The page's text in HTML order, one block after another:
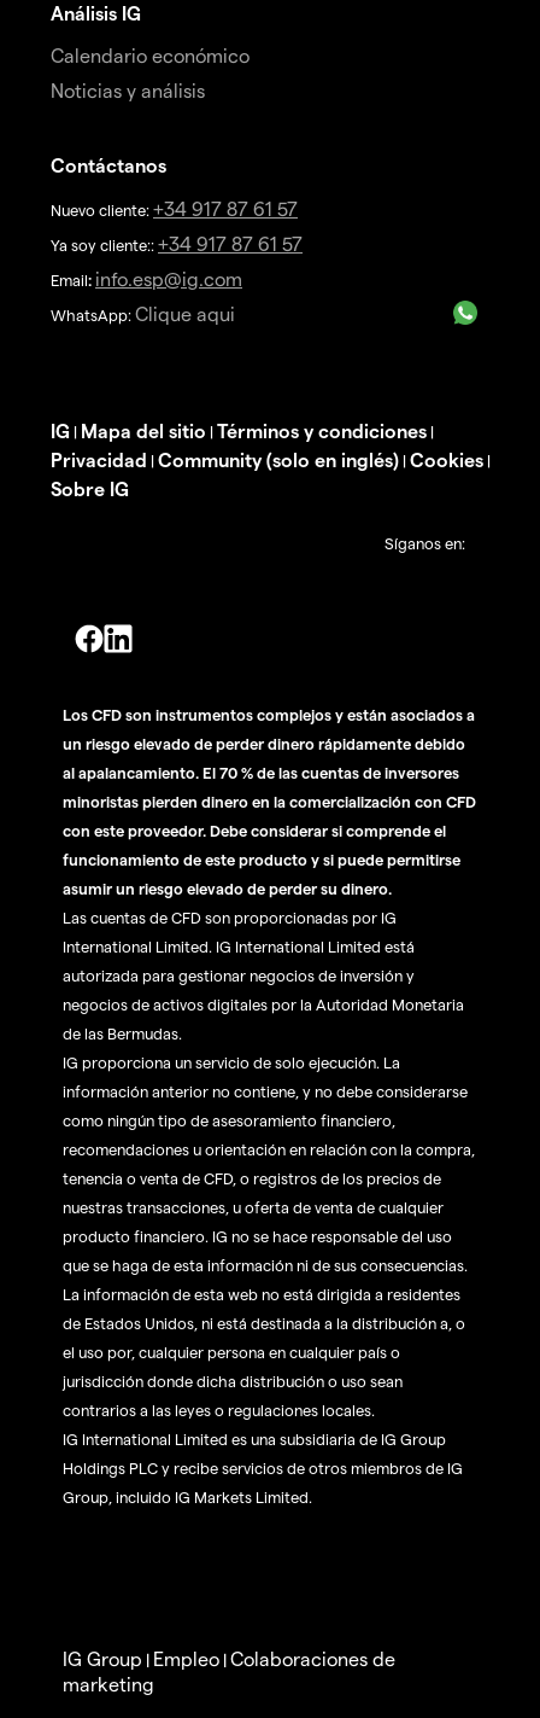
Análisis IG
Calendario económico
Noticias y análisis
Contáctanos
Nuevo cliente: +34 917 87 61 57
Ya soy cliente:: +34 917 87 61 57
Email: info.esp@ig.com
WhatsApp: Clique aqui
IG | Mapa del sitio | Términos y condiciones |
Privacidad | Community (solo en inglés) | Cookies |
Sobre IG
Síganos en:
Los CFD son instrumentos complejos y están asociados a
un riesgo elevado de perder dinero rápidamente debido
al apalancamiento. El 70 % de las cuentas de inversores
minoristas pierden dinero en la comercialización con CFD
con este proveedor. Debe considerar si comprende el
funcionamiento de este producto y si puede permitirse
asumir un riesgo elevado de perder su dinero.
Las cuentas de CFD son proporcionadas por IG
International Limited. IG International Limited está
autorizada para gestionar negocios de inversión y
negocios de activos digitales por la Autoridad Monetaria
de las Bermudas.
IG proporciona un servicio de solo ejecución. La
información anterior no contiene, y no debe considerarse
como ningún tipo de asesoramiento financiero,
recomendaciones u orientación en relación con la compra,
tenencia o venta de CFD, o registros de los precios de
nuestras transacciones, u oferta de venta de cualquier
producto financiero. IG no se hace responsable del uso
que se haga de esta información ni de sus consecuencias.
La información de esta web no está dirigida a residentes
de Estados Unidos, ni está destinada a la distribución a, o
el uso por, cualquier persona en cualquier país o
jurisdicción donde dicha distribución o uso sean
contrarios a las leyes o regulaciones locales.
IG International Limited es una subsidiaria de IG Group
Holdings PLC y recibe servicios de otros miembros de IG
Group, incluido IG Markets Limited.
IG Group | Empleo |Colaboraciones de
marketing